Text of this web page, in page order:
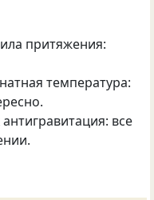
притяжения:
температура:
все